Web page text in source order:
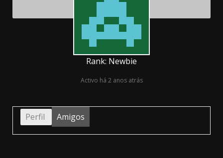
Rank: Newbie
Activo há 2 anos atrás
Perfil Amigos